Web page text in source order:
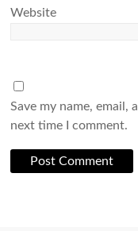
Website
Save my name,
next time I comment.